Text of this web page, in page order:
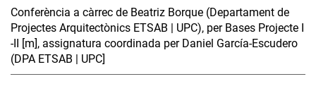
Conferència a càrrec de Beatriz Borque (Departament de
Projectes Arquitectònics ETSAB | UPC), per Bases Projecte I
-II [m], assignatura coordinada per Daniel García-Escudero
(DPA ETSAB | UPC]